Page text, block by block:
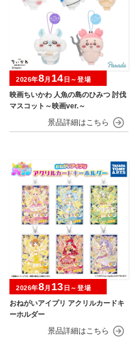
映画ちいかわ 人魚の島のひみつ 討伐
マスコット～映画ver.～
2026年8月 14 日～登場
おねがいアイプリ アクリルカードキ
ーホルダー
2026年8月 13 日～登場